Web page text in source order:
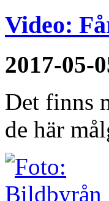
Video:
2017-05-
Det finns
de här